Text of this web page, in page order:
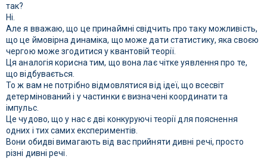
так?
Ні.
Але я вважаю, що це принаймні свідчить про таку можливість,
що це ймовірна динаміка, що може дати статистику, яка своєю
чергою може згодитися у квантовій теорії.
Ця аналогія корисна тим, що вона лає чітке уявлення про те,
що відбувається.
То ж вам не потрібно відмовлятися від ідеї, що всесвіт
детермінований і у частинки є визначені координати та
імпульс.
Це чудово, що у нас є дві конкуруючі теорії для пояснення
одних і тих самих експериментів.
Вони обидві вимагають від вас прийняти дивні речі, просто
різні дивні речі.